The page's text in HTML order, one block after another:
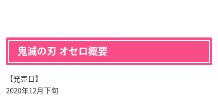
鬼滅の刃 オセロ概要
【発売日】
2020年12月下旬